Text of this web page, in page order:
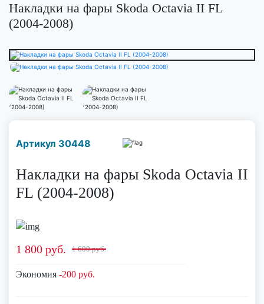
Накладки на фары Skoda Octavia II FL
(2004-2008)
Артикул 30448
Накладки на фары Skoda Octavia II
FL (2004-2008)
1 800 руб. 1 600 руб.
Экономия -200 руб.